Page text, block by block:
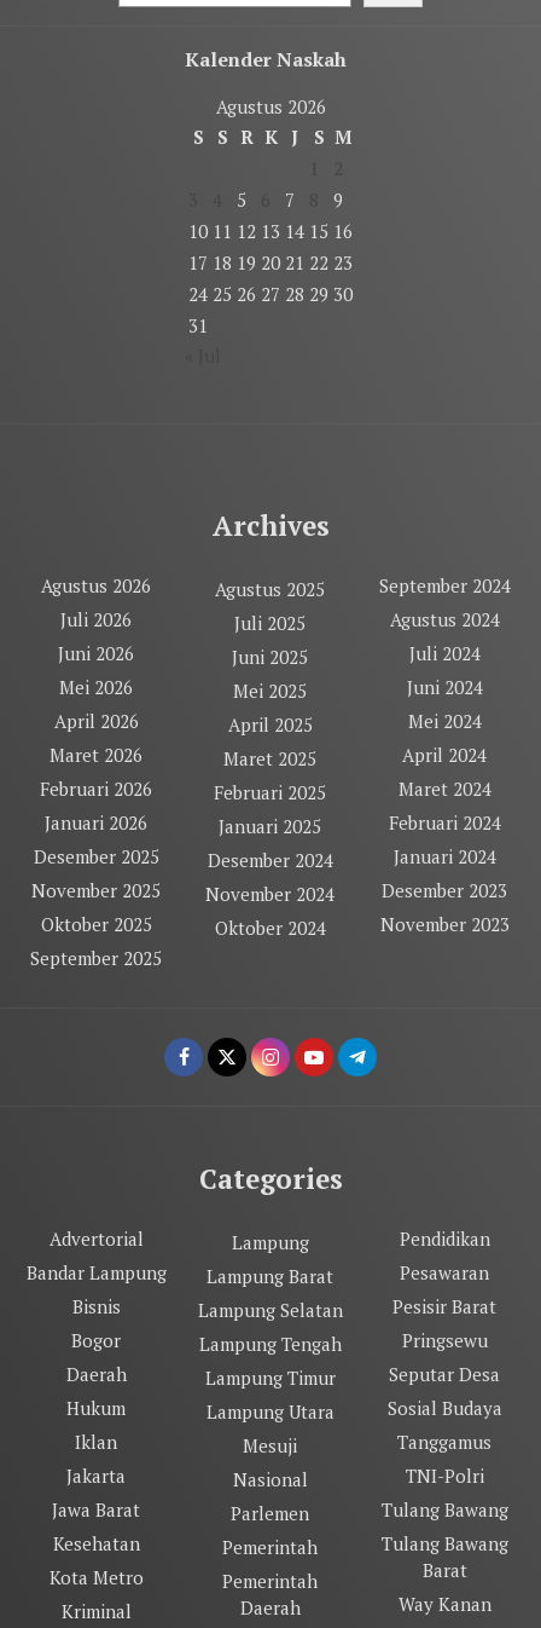
Kalender Naskah
Agustus 2026
S
S R K J S M
5 7
9
10 11 12 13 14 15 16
17 18 19 20 21 22 23
24 25 26 27 28 29 30
31
Archives
Agustus 2026
Juli 2026
Juni 2026
Mei 2026
April 2026
Maret 2026
Februari 2026
Januari 2026
Desember 2025
November 2025
Oktober 2025
September 2025
Agustus 2025
Juli 2025
Juni 2025
Mei 2025
April 2025
Maret 2025
Februari 2025
Januari 2025
Desember 2024
November 2024
Oktober 2024
September 2024
Agustus 2024
Juli 2024
Juni 2024
Mei 2024
April 2024
Maret 2024
Februari 2024
Januari 2024
Desember 2023
November 2023
Categories
Advertorial
Bandar Lampung
Bisnis
Bogor
Daerah
Hukum
Iklan
Jakarta
Jawa Barat
Kesehatan
Kota Metro
Kriminal
Lampung
Lampung Barat
Lampung Selatan
Lampung Tengah
Lampung Timur
Lampung Utara
Mesuji
Nasional
Parlemen
Pemerintah
Pemerintah
Daerah
Pendidikan
Pesawaran
Pesisir Barat
Pringsewu
Seputar Desa
Sosial Budaya
Tanggamus
TNI-Polri
Tulang Bawang
Tulang Bawang
Barat
Way Kanan